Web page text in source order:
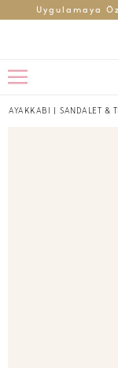
Uygulamaya
AYAKKABI | SANDALET &